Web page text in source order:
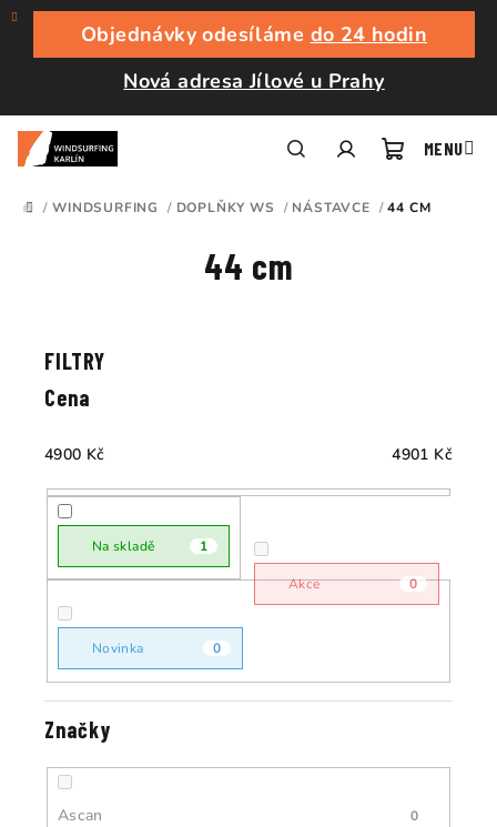
Přejít
obsah
Objednávky odesíláme do 24 hodin
Nová adresa Jílové u Prahy
DOMŮ
/ WINDSURFING / DOPLŇKY WS / NÁSTAVCE / 44 CM
44 cm
Ř
r
d
u
ů
Cena
4900 Kč 4901 Kč
Na skladě 1
Akce 0
Novinka 0
Značky
Ascan 0